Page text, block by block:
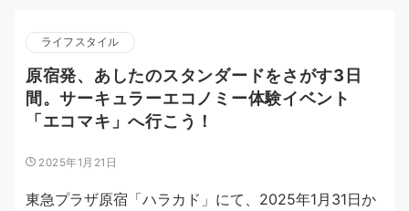
ライフスタイル
原宿発、あしたのスタンダードをさがす3日
間。サーキュラーエコノミー体験イベント
「エコマキ」へ行こう！
2025年1月21日
東急プラザ原宿「ハラカド」にて、2025年1月31日か